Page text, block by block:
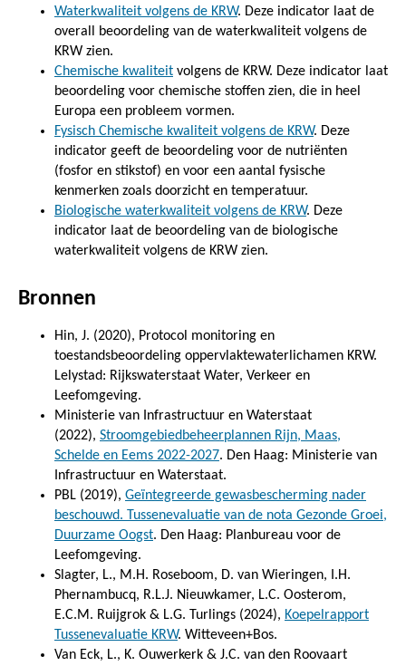
Waterkwaliteit volgens de KRW. Deze indicator laat de
overall beoordeling van de waterkwaliteit volgens de
KRW zien.
Chemische kwaliteit volgens de KRW. Deze indicator laat
beoordeling voor chemische stoffen zien, die in heel
Europa een probleem vormen.
Fysisch Chemische kwaliteit volgens de KRW. Deze
indicator geeft de beoordeling voor de nutriënten
(fosfor en stikstof) en voor een aantal fysische
kenmerken zoals doorzicht en temperatuur.
Biologische waterkwaliteit volgens de KRW. Deze
indicator laat de beoordeling van de biologische
waterkwaliteit volgens de KRW zien.
Bronnen
Hin, J. (2020), Protocol monitoring en
toestandsbeoordeling oppervlaktewaterlichamen KRW.
Lelystad: Rijkswaterstaat Water, Verkeer en
Leefomgeving.
Ministerie van Infrastructuur en Waterstaat
(2022), Stroomgebiedbeheerplannen Rijn, Maas,
Schelde en Eems 2022-2027. Den Haag: Ministerie van
Infrastructuur en Waterstaat.
PBL (2019), Geïntegreerde gewasbescherming nader
beschouwd. Tussenevaluatie van de nota Gezonde Groei,
Duurzame Oogst. Den Haag: Planbureau voor de
Leefomgeving.
Slagter, L., M.H. Roseboom, D. van Wieringen, I.H.
Phernambucq, R.L.J. Nieuwkamer, L.C. Oosterom,
E.C.M. Ruijgrok & L.G. Turlings (2024), Koepelrapport
Tussenevaluatie KRW. Witteveen+Bos.
Van Eck, L., K. Ouwerkerk & J.C. van den Roovaart